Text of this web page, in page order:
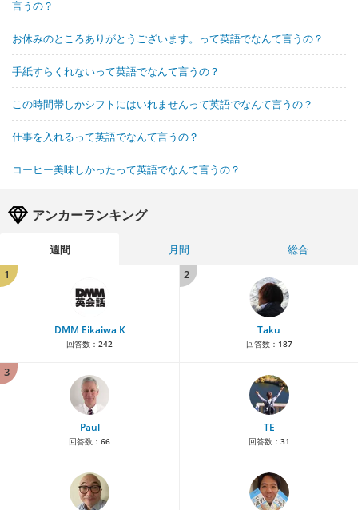
言うの？
お休みのところありがとうございます。って英語でなんて言うの？
手紙すらくれないって英語でなんて言うの？
この時間帯しかシフトにはいれませんって英語でなんて言うの？
仕事を入れるって英語でなんて言うの？
コーヒー美味しかったって英語でなんて言うの？
アンカーランキング
週間 月間
総合
1
DMM Eikaiwa K
回答数： 242
2
Taku
回答数： 187
3
Paul
回答数： 66
TE
回答数： 31